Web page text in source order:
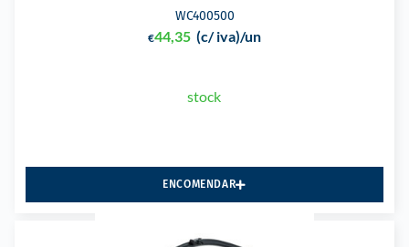
WC400500
€44,35 (c/ iva)/un
stock
ENCOMENDAR